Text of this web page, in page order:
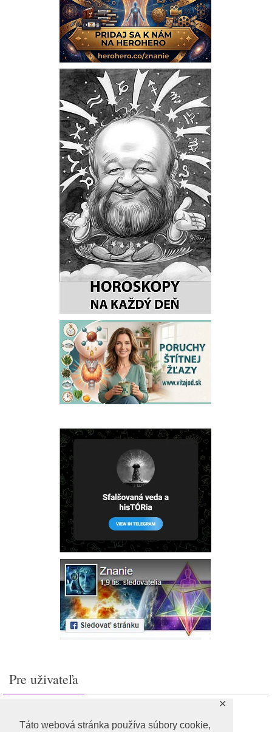
Táto webová stránka používa súbory cookie,
✕
Pre uživateľa
Feed záznamov